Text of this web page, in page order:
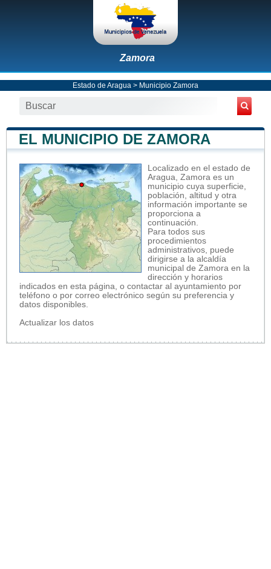
Zamora
Estado de Aragua > Municipio Zamora
EL MUNICIPIO DE ZAMORA
Localizado en el estado de
Aragua, Zamora es un
municipio cuya superficie,
población, altitud y otra
información importante se
proporciona a
continuación.
Para todos sus
procedimientos
administrativos, puede
dirigirse a la alcaldía
municipal de Zamora en la
dirección y horarios
indicados en esta página, o contactar al ayuntamiento por
teléfono o por correo electrónico según su preferencia y
datos disponibles.
Actualizar los datos